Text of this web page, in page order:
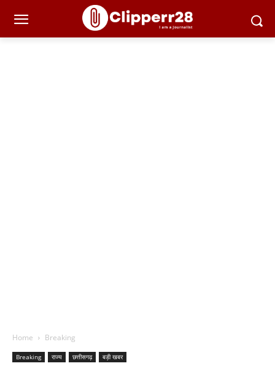
Home Breaking
Breaking राज्य छत्तीसगढ़ बड़ी खबर